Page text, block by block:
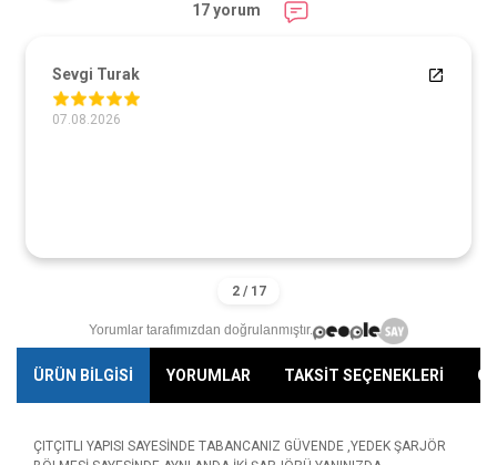
17 yorum
Sevgi Turak
07.08.2026
Yorumlar tarafımızdan doğrulanmıştır.
ÜRÜN BİLGİSİ YORUMLAR TAKSİT SEÇENEKLERİ
ÇITÇITLI YAPISI SAYESİNDE TABANCANIZ GÜVENDE ,YEDEK ŞARJÖR